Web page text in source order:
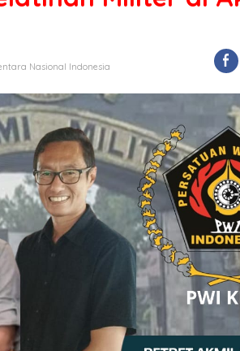
Nasional Indonesia